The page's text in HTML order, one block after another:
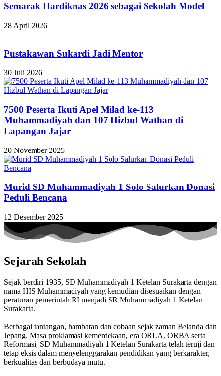
Semarak Hardiknas 2026 sebagai Sekolah Model
28 April 2026
Pustakawan Sukardi Jadi Mentor
30 Juli 2026
7500 Peserta Ikuti Apel Milad ke-113
Muhammadiyah dan 107 Hizbul Wathan di
Lapangan Jajar
20 November 2025
Murid SD Muhammadiyah 1 Solo Salurkan Donasi
Peduli Bencana
12 Desember 2025
Sejarah Sekolah
Sejak berdiri 1935, SD Muhammadiyah 1 Ketelan Surakarta dengan
nama HIS Muhammadiyah yang kemudian disesuaikan dengan
peraturan pemerintah RI menjadi SR Muhammadiyah 1 Ketelan
Surakarta.
Berbagai tantangan, hambatan dan cobaan sejak zaman Belanda dan
Jepang. Masa proklamasi kemerdekaan, era ORLA, ORBA serta
Reformasi, SD Muhammadiyah 1 Ketelan Surakarta telah teruji dan
tetap eksis dalam menyelenggarakan pendidikan yang berkarakter,
berkualitas dan berbudaya mutu.